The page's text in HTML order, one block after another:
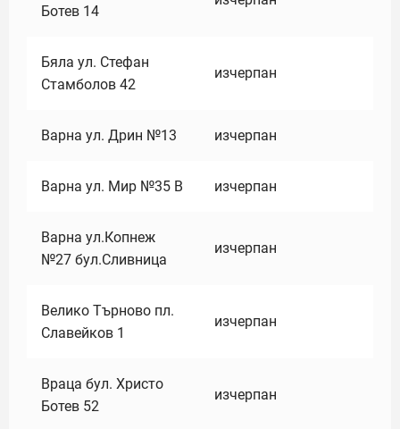
Ботев 14
Бяла ул. Стефан
Стамболов 42
изчерпан
Варна ул. Дрин №13 изчерпан
Варна ул. Мир №35 В изчерпан
Варна ул.Копнеж
№27 бул.Сливница
изчерпан
Велико Търново пл.
Славейков 1
изчерпан
Враца бул. Христо
Ботев 52
изчерпан